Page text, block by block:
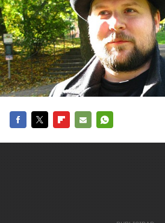
¿Todavía no
El inicio de sesión con
disponible, pero puedes
carácter inicial), pero no
o caracteres especiales.
He leído y acepto la
de participación
Registrarse en